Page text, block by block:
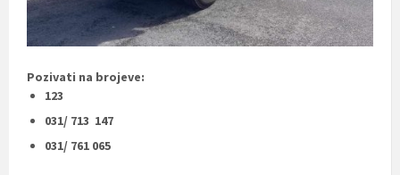
Pozivati na brojeve:
123
031/ 713 147
031/ 761 065